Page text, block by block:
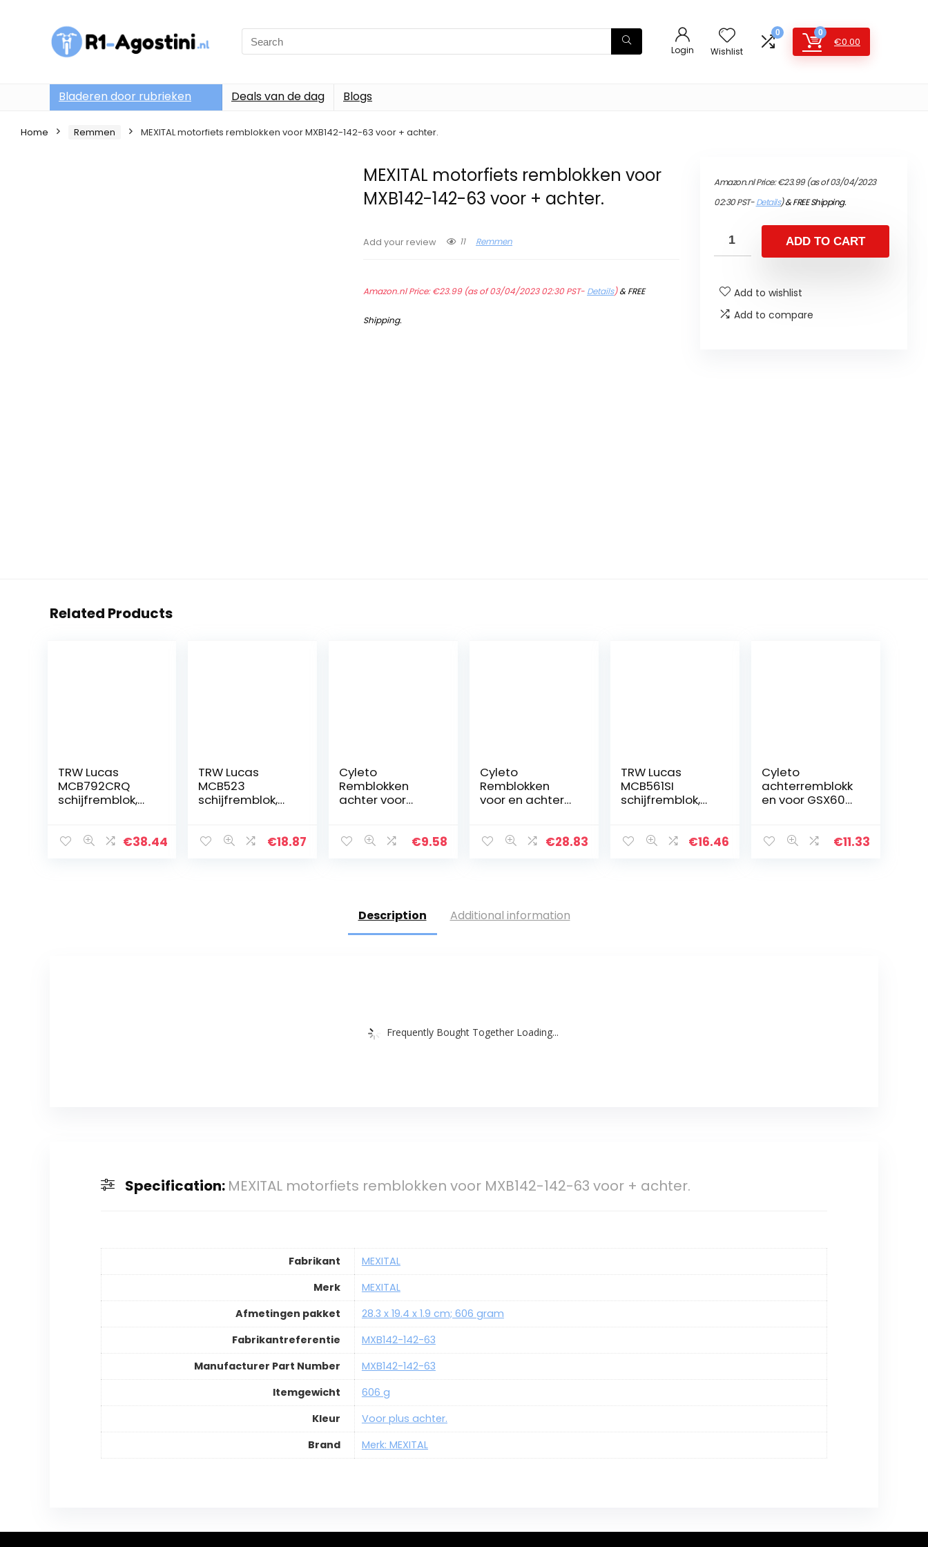
Search
for:
Login Wishlist
0 0
€0.00
Bladeren door rubrieken Deals van de dag Blogs
Home Remmen MEXITAL motorfiets remblokken voor MXB142-142-63 voor + achter.
MEXITAL motorfiets remblokken voor
MXB142-142-63 voor + achter.
Add your review 11 Remmen
Amazon.nl Price:€23.99(as of 03/04/2023 02:30 PST- Details)&FREE
Shipping.
Amazon.nl Price:€23.99(as of 03/04/2023
02:30 PST-Details)&FREE Shipping.
ADD TO CART
Add to wishlist
Add to compare
Related Products
TRW Lucas
MCB792CRQ
schijfremblok,
€38.44
TRW Lucas
MCB523
schijfremblok,
€18.87
Cyleto
Remblokken
achter voor
1991-2007 KX 125
€9.58
Cyleto
Remblokken
voor en achter
1998-2002 €28.83
TRW Lucas
MCB561SI
schijfremblok,
€16.46
Cyleto
achterremblokk
en voor GSX600
2006 / RF600€11.33
Description Additional information
Frequently Bought Together Loading...
Specification: MEXITAL motorfiets remblokken voor MXB142-142-63 voor + achter.
Fabrikant
MEXITAL
Merk
MEXITAL
Afmetingen pakket
28.3 x 19.4 x 1.9 cm; 606 gram
Fabrikantreferentie
MXB142-142-63
Manufacturer Part Number
MXB142-142-63
Itemgewicht
606 g
Kleur
Voor plus achter.
Brand
Merk: MEXITAL